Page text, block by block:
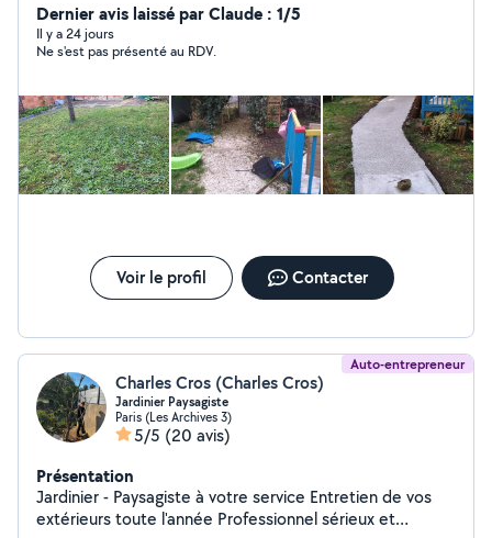
Dernier avis laissé par Claude : 1/5
Il y a 24 jours
Ne s'est pas présenté au RDV.
Voir le profil Contacter
Auto-entrepreneur
Charles Cros (Charles Cros)
Jardinier Paysagiste
Paris (Les Archives 3)
5/5 (20 avis)
Présentation
Jardinier - Paysagiste à votre service Entretien de vos
extérieurs toute l'année Professionnel sérieux et